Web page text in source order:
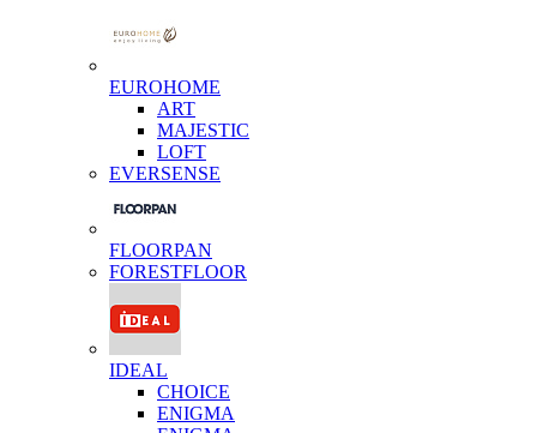
EUROHOME
ART
MAJESTIC
LOFT
EVERSENSE
FLOORPAN
FORESTFLOOR
IDEAL
CHOICE
ENIGMA